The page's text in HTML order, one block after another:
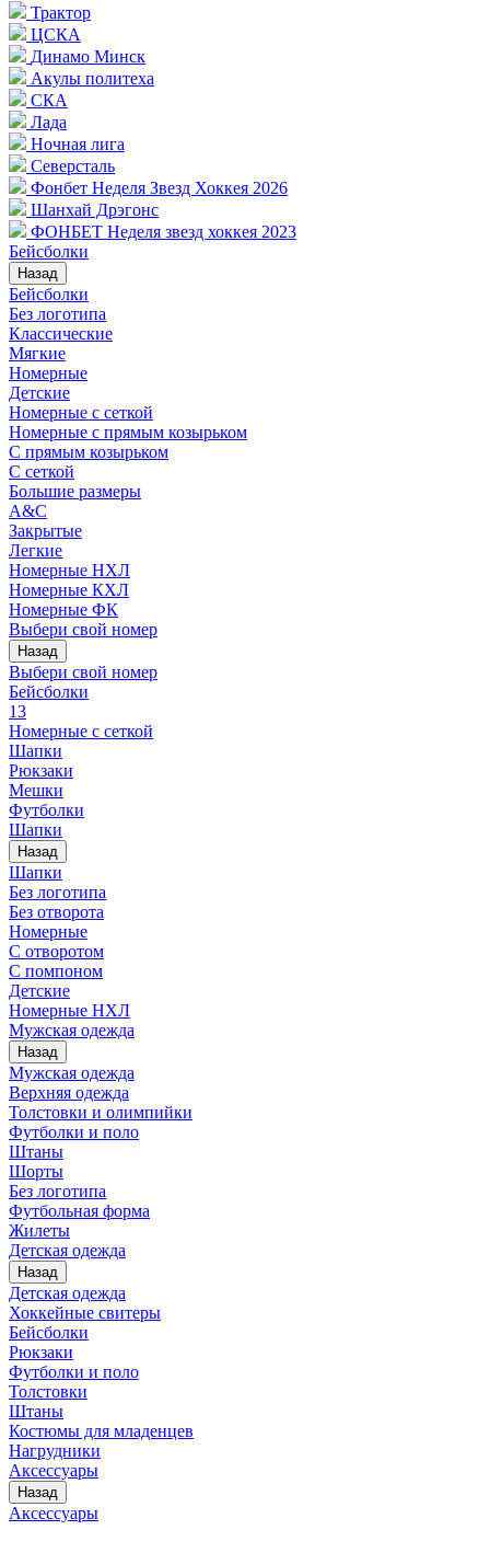
Трактор
ЦСКА
Динамо Минск
Акулы политеха
СКА
Лада
Ночная лига
Северсталь
Фонбет Неделя Звезд Хоккея 2026
Шанхай Дрэгонс
ФОНБЕТ Неделя звезд хоккея 2023
Бейсболки
Назад
Бейсболки
Без логотипа
Классические
Мягкие
Номерные
Детские
Номерные с сеткой
Номерные с прямым козырьком
С прямым козырьком
С сеткой
Большие размеры
A&C
Закрытые
Легкие
Номерные НХЛ
Номерные КХЛ
Номерные ФК
Выбери свой номер
Назад
Выбери свой номер
Бейсболки
13
Номерные с сеткой
Шапки
Рюкзаки
Мешки
Футболки
Шапки
Назад
Шапки
Без логотипа
Без отворота
Номерные
С отворотом
С помпоном
Детские
Номерные НХЛ
Мужская одежда
Назад
Мужская одежда
Верхняя одежда
Толстовки и олимпийки
Футболки и поло
Штаны
Шорты
Без логотипа
Футбольная форма
Жилеты
Детская одежда
Назад
Детская одежда
Хоккейные свитеры
Бейсболки
Рюкзаки
Футболки и поло
Толстовки
Штаны
Костюмы для младенцев
Нагрудники
Аксессуары
Назад
Аксессуары